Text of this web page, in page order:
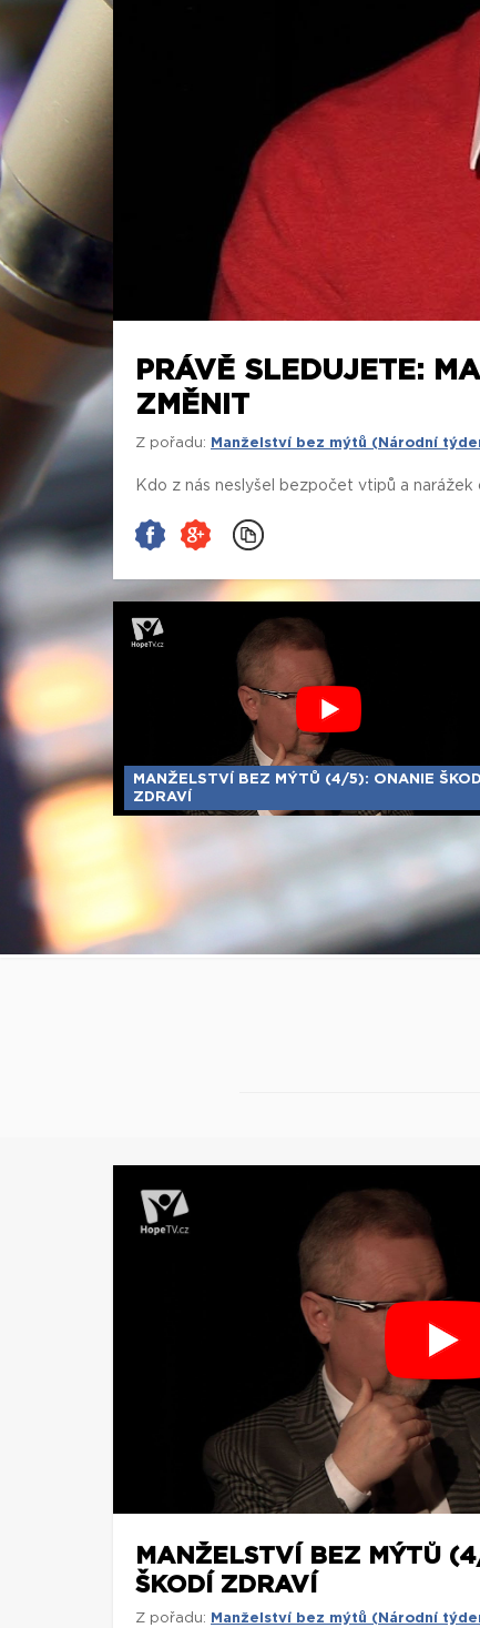
PRÁVĚ SLEDUJETE:
ZMĚNIT
Z pořadu: Manželství bez mýtů (Národní
Kdo z nás neslyšel bezpočet vtipů a
MANŽELSTVÍ BEZ MÝTŮ (4/5): ONANIE ŠKODÍ
ZDRAVÍ
MANŽELSTVÍ BEZ MÝTŮ
ŠKODÍ ZDRAVÍ
Z pořadu: Manželství bez mýtů (Národní